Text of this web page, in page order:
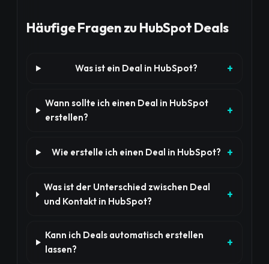
Häufige Fragen zu HubSpot Deals
Was ist ein Deal in HubSpot?
Wann sollte ich einen Deal in HubSpot
erstellen?
Wie erstelle ich einen Deal in HubSpot?
Was ist der Unterschied zwischen Deal
und Kontakt in HubSpot?
Kann ich Deals automatisch erstellen
lassen?